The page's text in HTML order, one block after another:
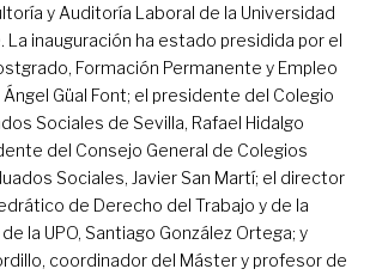
y Auditoría Laboral de la Universidad
La inauguración ha estado presidida por el
Formación Permanente y Empleo
Ángel Güal Font; el presidente del Colegio
Sociales de Sevilla, Rafael Hidalgo
del Consejo General de Colegios
Sociales, Javier San Martí; el director
de Derecho del Trabajo y de la
la UPO, Santiago González Ortega; y
coordinador del Máster y profesor de